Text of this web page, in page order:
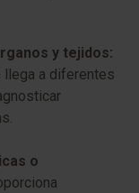
y tejidos:
llega a diferentes
o